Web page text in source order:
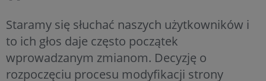
Staramy się słuchać naszych użytkowników i
to ich głos daje często początek
wprowadzanym zmianom. Decyzję o
rozpoczęciu procesu modyfikacji strony